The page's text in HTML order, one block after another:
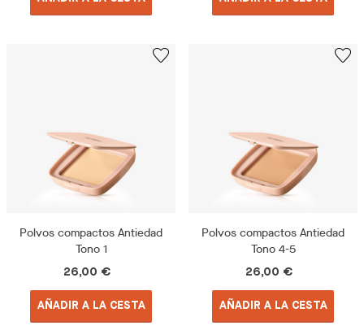
Polvos compactos Antiedad
Tono 1
26,00 €
AÑADIR A LA CESTA
Polvos compactos Antiedad
Tono 4-5
26,00 €
AÑADIR A LA CESTA